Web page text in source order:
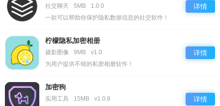
社交聊天 5MB
1.0.0
一款可以帮助你保护隐私数据信息的社交软件！
详情
柠檬隐私加密相册
摄影图像 9MB
v1.0
为用户提供不错的私密相册软件！
详情
加密狗
实用工具 15MB
v1.0.8
详情